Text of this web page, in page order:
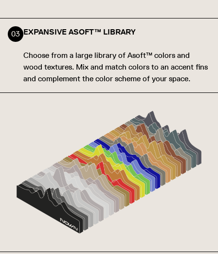
EXPANSIVE ASOFT™ LIBRARY
Choose from a large library of Asoft™ colors and
wood textures. Mix and match colors to an accent fins
and complement the color scheme of your space.